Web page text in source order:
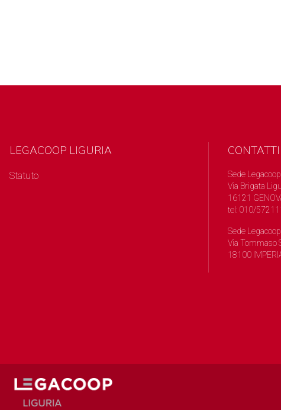
LEGACOOP LIGURIA
Statuto
CONTATTI
Sede
Via Brigata
16121
tel: 010/
Sede
Via Tommaso
18100